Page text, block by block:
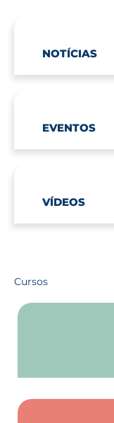
NOTÍCIAS
EVENTOS
VÍDEOS
Cursos